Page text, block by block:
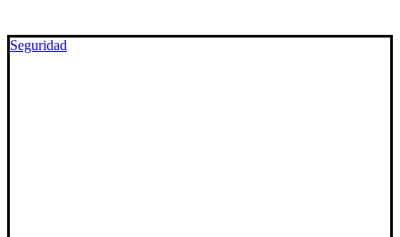
Seguridad